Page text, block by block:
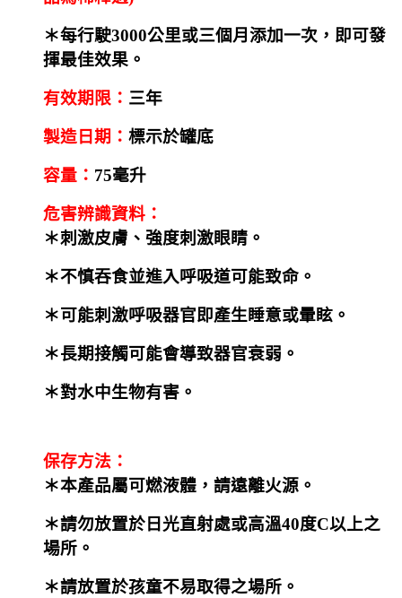
＊每行駛3000公里或三個月添加一次，即可發
揮最佳效果。
有效期限： 三年
製造日期： 標示於罐底
容量： 75毫升
危害辨識資料：
＊刺激皮膚、強度刺激眼睛。
＊不慎吞食並進入呼吸道可能致命。
＊可能刺激呼吸器官即產生睡意或暈眩。
＊長期接觸可能會導致器官衰弱。
＊對水中生物有害。
保存方法：
＊本產品屬可燃液體，請遠離火源。
＊請勿放置於日光直射處或高溫40度C以上之
場所。
＊請放置於孩童不易取得之場所。